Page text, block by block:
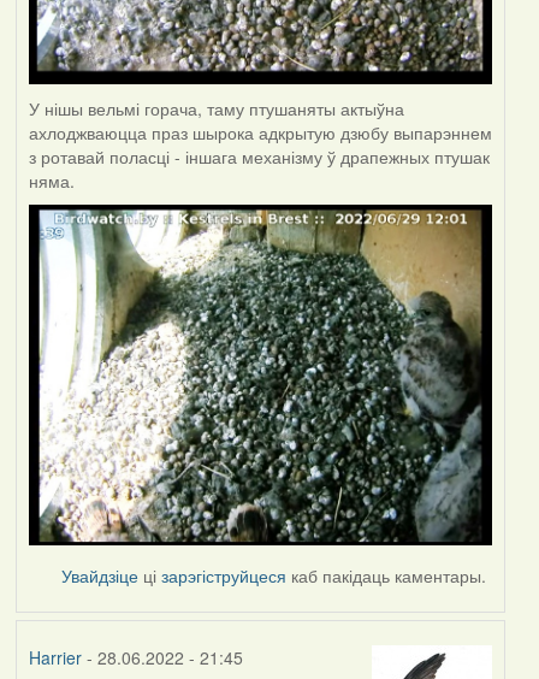
У нішы вельмі горача, таму птушаняты актыўна
ахлоджваюцца праз шырока адкрытую дзюбу выпарэннем
з ротавай поласці - іншага механізму ў драпежных птушак
няма.
Увайдзіце цізарэгіструйцеся каб пакідаць каментары.
Harrier- 28.06.2022 - 21:45